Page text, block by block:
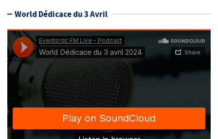
World Dédicace du 3 Avril